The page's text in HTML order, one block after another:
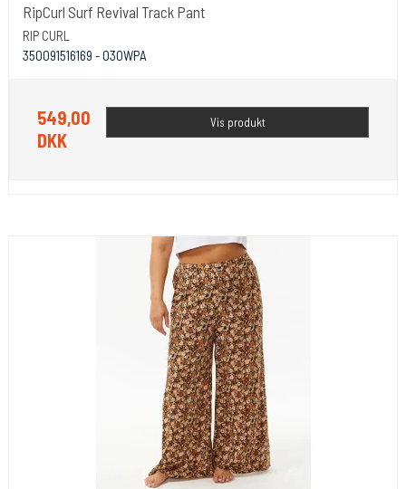
RipCurl Surf Revival Track Pant
RIP CURL
350091516169 - 030WPA
549,00
DKK
Vis produkt